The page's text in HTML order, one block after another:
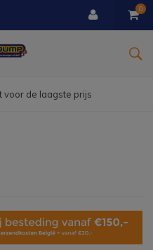
0
voor de laagste prijs